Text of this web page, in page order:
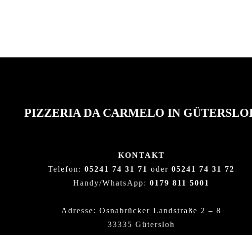
PIZZERIA DA CARMELO IN
KONTAKT
Telefon: 05241 74 31 71 oder 05241 74 31 72
Handy/WhatsApp: 0179 811 5001
Adresse: Osnabrücker Landstraße 2 – 8
33335 Gütersloh